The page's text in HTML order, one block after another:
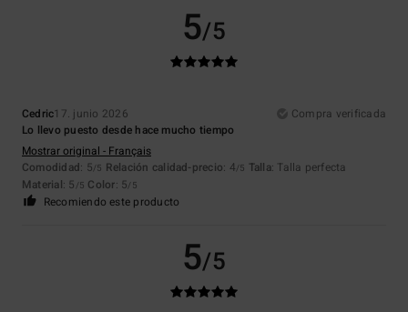
5/5
Cedric17. junio 2026
Compra verificada
Lo llevo puesto desde hace mucho tiempo
Mostrar original - Français
Comodidad: 5/5 Relación calidad-precio: 4/5 Talla: Talla perfecta
Material: 5 /5 Color: 5/5
Recomiendo este producto
5/5